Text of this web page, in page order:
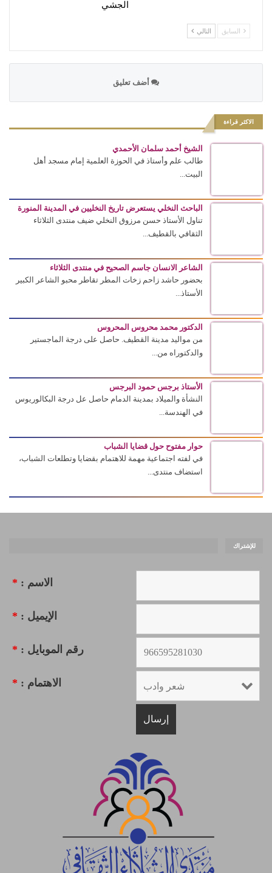
الجشي
السابق التالي
أضف تعليق
الاكثر قراءة
الشيخ أحمد سلمان الأحمدي
طالب علم وأستاذ في الحوزة العلمية إمام مسجد أهل
البيت...
الباحث النخلي يستعرض تاريخ النخليين في المدينة المنورة
تناول الأستاذ حسن مرزوق النخلي ضيف منتدى الثلاثاء
الثقافي بالقطيف...
الشاعر الانسان جاسم الصحيح في منتدى الثلاثاء
بحضور حاشد زاحم زخات المطر تقاطر محبو الشاعر الكبير
الأستاذ...
الدكتور محمد محروس المحروس
من مواليد مدينة القطيف. حاصل على درجة الماجستير
والدكتوراه من...
الأستاذ برجس حمود البرجس
النشأة والميلاد بمدينة الدمام حاصل عل درجة البكالوريوس
في الهندسة...
حوار مفتوح حول قضايا الشباب
في لفته اجتماعية مهمة للاهتمام بقضايا وتطلعات الشباب،
استضاف منتدى...
للإشتراك
الاسم : *
الإيميل : *
رقم الموبايل : *
الاهتمام : *